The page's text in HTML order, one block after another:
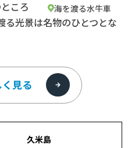
海を渡る水牛車
ころ
る光景は名物のひとつとな
見る
久米島